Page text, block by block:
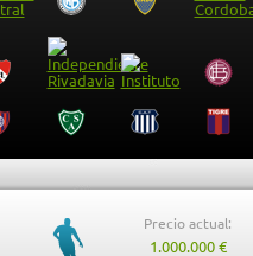
Precio actual:
1.000.000 €